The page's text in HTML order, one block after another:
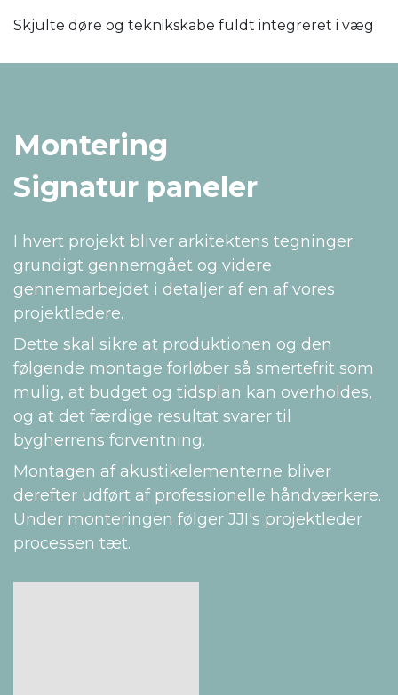
Skjulte døre og teknikskabe fuldt integreret i væg
Montering
Signatur paneler
I hvert projekt bliver arkitektens tegninger
grundigt gennemgået og videre
gennemarbejdet i detaljer af en af vores
projektledere.
Dette skal sikre at produktionen og den
følgende montage forløber så smertefrit som
mulig, at budget og tidsplan kan overholdes,
og at det færdige resultat svarer til
bygherrens forventning.
Montagen af akustikelementerne bliver
derefter udført af professionelle håndværkere.
Under monteringen følger JJI's projektleder
processen tæt.